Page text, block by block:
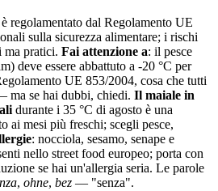
regolamentato dal Regolamento UE
sulla sicurezza alimentare; i rischi
ma pratici. Fai attenzione a: il pesce
deve essere abbattuto a -20 °C per
UE 853/2004, cosa che tutti
ma se hai dubbi, chiedi. Il maiale in
durante i 35 °C di agosto è una
ai mesi più freschi; scegli pesce,
: nocciola, sesamo, senape e
nello street food europeo; porta con
se hai un'allergia seria. Le parole
, ohne, bez — "senza".